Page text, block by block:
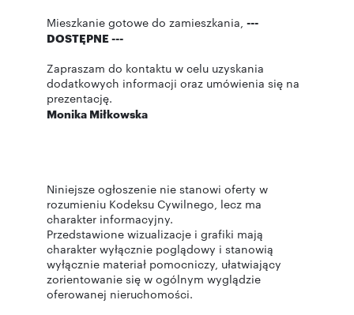
Mieszkanie gotowe do zamieszkania, ---
DOSTĘPNE ---
Zapraszam do kontaktu w celu uzyskania
dodatkowych informacji oraz umówienia się na
prezentację.
Monika Miłkowska
Niniejsze ogłoszenie nie stanowi oferty w
rozumieniu Kodeksu Cywilnego, lecz ma
charakter informacyjny.
Przedstawione wizualizacje i grafiki mają
charakter wyłącznie poglądowy i stanowią
wyłącznie materiał pomocniczy, ułatwiający
zorientowanie się w ogólnym wyglądzie
oferowanej nieruchomości.